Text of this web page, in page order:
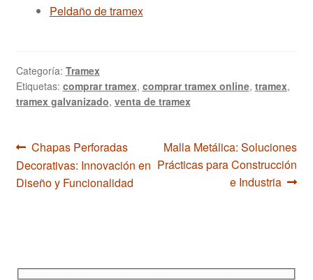
Peldaño de tramex
Categoría: Tramex
Etiquetas: comprar tramex, comprar tramex online, tramex,
tramex galvanizado, venta de tramex
Navegación
de
Anterior:
Chapas Perforadas
Decorativas: Innovación en
Diseño y Funcionalidad
Siguiente:
Malla Metálica: Soluciones
Prácticas para Construcción
e Industria